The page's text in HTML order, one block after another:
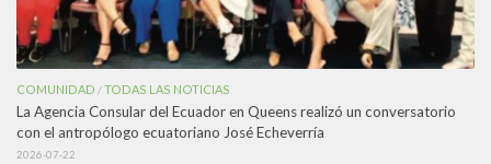
COMUNIDAD /TODAS LAS NOTICIAS
La Agencia Consular del Ecuador en Queens realizó un conversatorio
con el antropólogo ecuatoriano José Echeverría
2026-07-22